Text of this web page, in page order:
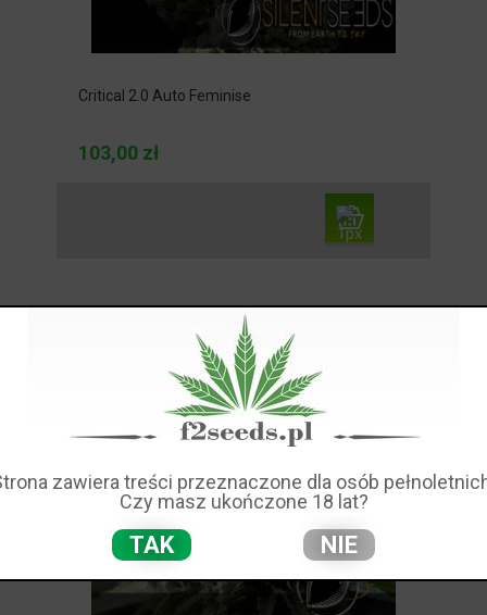
Critical 2.0 Auto Feminise
103,00 zł
zawiera treści przeznaczone dla osób
Czy masz ukończone 18 lat?
TAK NIE